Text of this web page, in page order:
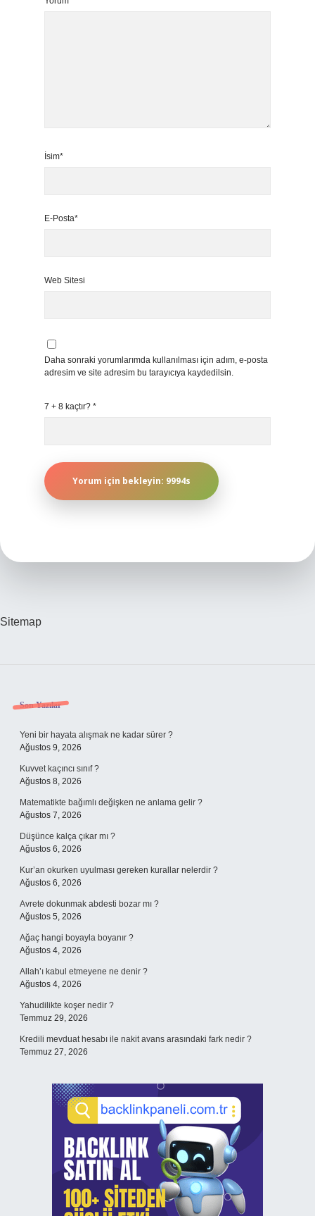
İsim*
E-Posta*
Web Sitesi
Daha sonraki yorumlarımda kullanılması için adım, e-posta
adresim ve site adresim bu tarayıcıya kaydedilsin.
7 + 8 kaçtır? *
Sitemap
Sidebar
Son Yazılar
Yeni bir hayata alışmak ne kadar sürer ?
Ağustos 9, 2026
Kuvvet kaçıncı sınıf ?
Ağustos 8, 2026
Matematikte bağımlı değişken ne anlama gelir ?
Ağustos 7, 2026
Düşünce kalça çıkar mı ?
Ağustos 6, 2026
Kur’an okurken uyulması gereken kurallar nelerdir ?
Ağustos 6, 2026
Avrete dokunmak abdesti bozar mı ?
Ağustos 5, 2026
Ağaç hangi boyayla boyanır ?
Ağustos 4, 2026
Allah’ı kabul etmeyene ne denir ?
Ağustos 4, 2026
Yahudilikte koşer nedir ?
Temmuz 29, 2026
Kredili mevduat hesabı ile nakit avans arasındaki fark nedir ?
Temmuz 27, 2026